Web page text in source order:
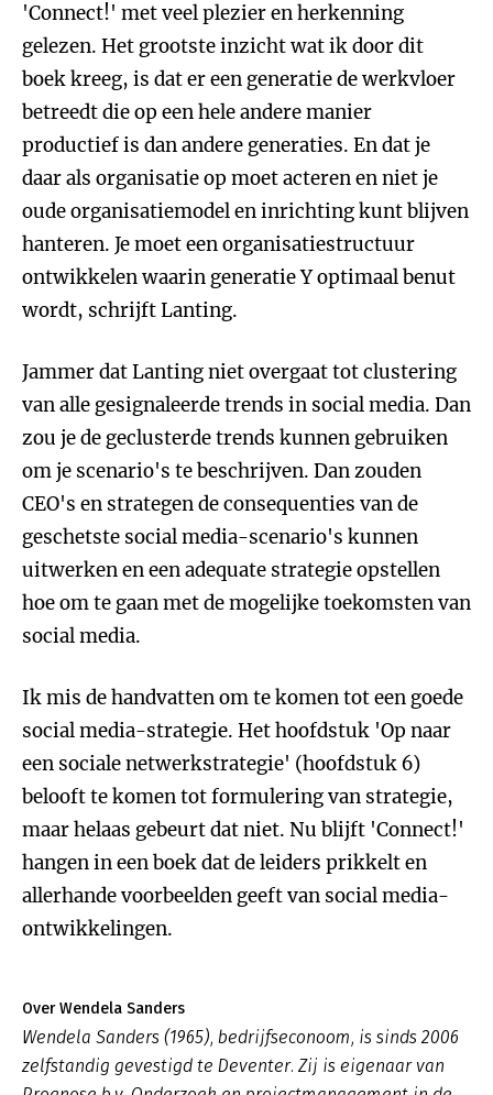
'Connect!' met veel plezier en herkenning
gelezen. Het grootste inzicht wat ik door dit
boek kreeg, is dat er een generatie de werkvloer
betreedt die op een hele andere manier
productief is dan andere generaties. En dat je
daar als organisatie op moet acteren en niet je
oude organisatiemodel en inrichting kunt blijven
hanteren. Je moet een organisatiestructuur
ontwikkelen waarin generatie Y optimaal benut
wordt, schrijft Lanting.
Jammer dat Lanting niet overgaat tot clustering
van alle gesignaleerde trends in social media. Dan
zou je de geclusterde trends kunnen gebruiken
om je scenario's te beschrijven. Dan zouden
CEO's en strategen de consequenties van de
geschetste social media-scenario's kunnen
uitwerken en een adequate strategie opstellen
hoe om te gaan met de mogelijke toekomsten van
social media.
Ik mis de handvatten om te komen tot een goede
social media-strategie. Het hoofdstuk 'Op naar
een sociale netwerkstrategie' (hoofdstuk 6)
belooft te komen tot formulering van strategie,
maar helaas gebeurt dat niet. Nu blijft 'Connect!'
hangen in een boek dat de leiders prikkelt en
allerhande voorbeelden geeft van social media-
ontwikkelingen.
Over Wendela Sanders
Wendela Sanders (1965), bedrijfseconoom, is sinds 2006
zelfstandig gevestigd te Deventer. Zij is eigenaar van